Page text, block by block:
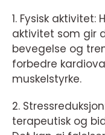
1. Fysisk
aktivitet som gir
bevegelse og
forbedre
muskelstyrke.
2.
terapeutisk og